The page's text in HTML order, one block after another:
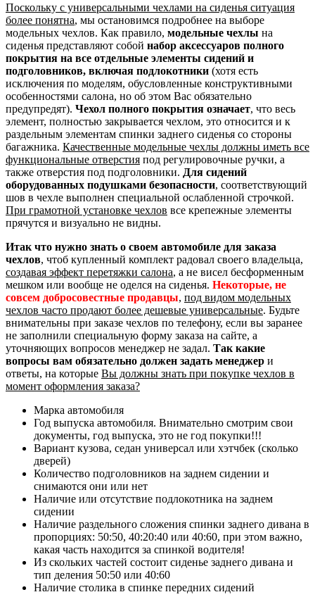
Поскольку с универсальными чехлами на сиденья ситуация
более понятна, мы остановимся подробнее на выборе
модельных чехлов. Как правило, модельные чехлы на
сиденья представляют собой набор аксессуаров полного
покрытия на все отдельные элементы сидений и
подголовников, включая подлокотники (хотя есть
исключения по моделям, обусловленные конструктивными
особенностями салона, но об этом Вас обязательно
предупредят). Чехол полного покрытия означает, что весь
элемент, полностью закрывается чехлом, это относится и к
раздельным элементам спинки заднего сиденья со стороны
багажника. Качественные модельные чехлы должны иметь все
функциональные отверстия под регулировочные ручки, а
также отверстия под подголовники. Для сидений
оборудованных подушками безопасности, соответствующий
шов в чехле выполнен специальной ослабленной строчкой.
При грамотной установке чехлов все крепежные элементы
прячутся и визуально не видны.
Итак что нужно знать о своем автомобиле для заказа
чехлов, чтоб купленный комплект радовал своего владельца,
создавая эффект перетяжки салона, а не висел бесформенным
мешком или вообще не оделся на сиденья. Некоторые, не
совсем добросовестные продавцы, под видом модельных
чехлов часто продают более дешевые универсальные. Будьте
внимательны при заказе чехлов по телефону, если вы заранее
не заполнили специальную форму заказа на сайте, а
уточняющих вопросов менеджер не задал. Так какие
вопросы вам обязательно должен задать менеджер и
ответы, на которые Вы должны знать при покупке чехлов в
момент оформления заказа?
Марка автомобиля
Год выпуска автомобиля. Внимательно смотрим свои
документы, год выпуска, это не год покупки!!!
Вариант кузова, седан универсал или хэтчбек (сколько
дверей)
Количество подголовников на заднем сидении и
снимаются они или нет
Наличие или отсутствие подлокотника на заднем
сидении
Наличие раздельного сложения спинки заднего дивана в
пропорциях: 50:50, 40:20:40 или 40:60, при этом важно,
какая часть находится за спинкой водителя!
Из скольких частей состоит сиденье заднего дивана и
тип деления 50:50 или 40:60
Наличие столика в спинке передних сидений